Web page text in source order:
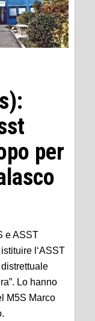
per
e ASST
l‘ASST
Lo hanno
M5S Marco